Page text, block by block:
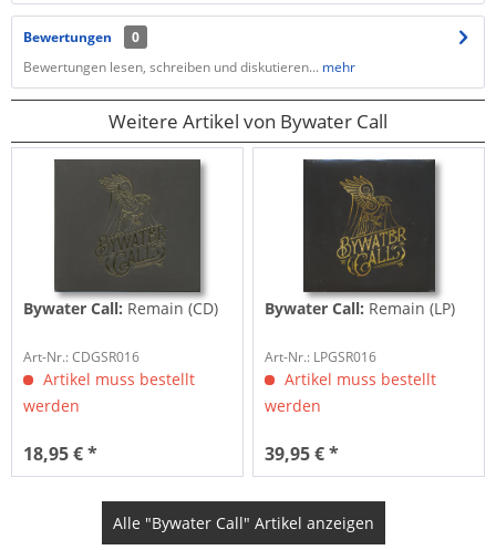
Bewertungen
0
Bewertungen lesen, schreiben und diskutieren... mehr
Weitere Artikel von Bywater Call
Bywater Call: Remain (CD)
Art-Nr.: CDGSR016
Artikel muss bestellt
werden
18,95 € *
Bywater Call: Remain (LP)
Art-Nr.: LPGSR016
Artikel muss bestellt
werden
39,95 € *
Alle "Bywater Call" Artikel anzeigen